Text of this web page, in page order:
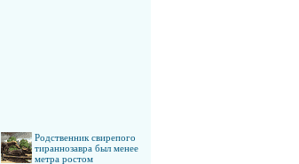
Родственник свирепого
тираннозавра был менее
метра ростом